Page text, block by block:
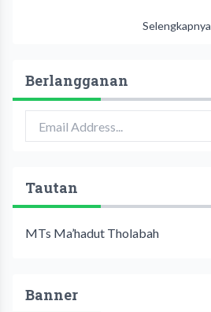
Selengkapnya
Berlangganan
Tautan
MTs Ma’hadut Tholabah
Banner